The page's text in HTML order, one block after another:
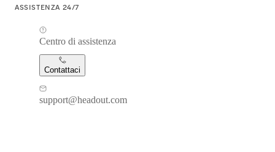
ASSISTENZA 24/7
Centro di assistenza
Contattaci
support@headout.com